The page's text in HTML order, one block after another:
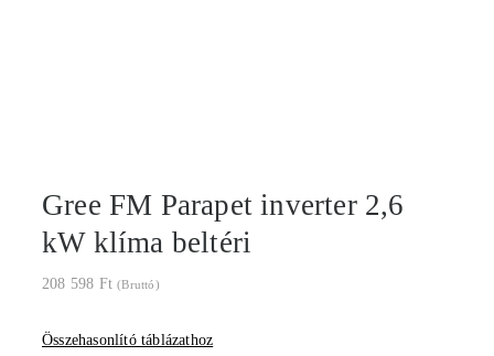
Gree FM Parapet inverter 2,6
kW klíma beltéri
208 598 Ft (Bruttó)
Összehasonlító táblázathoz